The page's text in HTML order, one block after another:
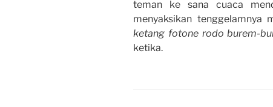
teman ke sana cuaca
menyaksikan tenggelamnya
ketang fotone rodo burem-
ketika.